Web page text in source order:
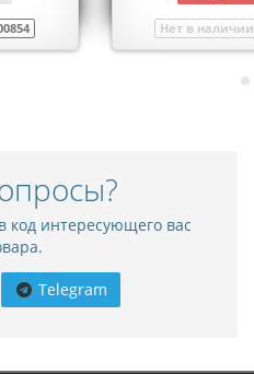
Нет в наличии
код интересующего вас
Telegram